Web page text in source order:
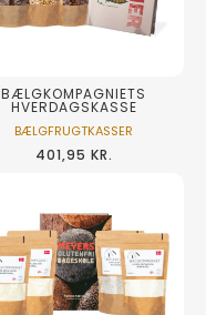
BÆLGKOMPAGNIETS
HVERDAGSKASSE
BÆLGFRUGTKASSER
401,95 KR.